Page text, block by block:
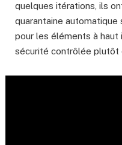
quelques itérations, ils
quarantaine automatique
pour les éléments à haut
sécurité contrôlée plutôt